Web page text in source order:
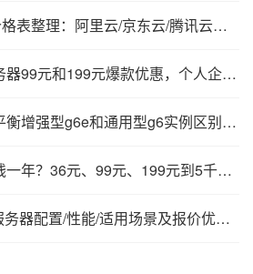
云服务器618优惠价格表整理：阿里云/京东云/腾讯云费用明细表
不买亏：阿里云服务器99元和199元爆款优惠，个人企业新老均可！
阿里云服务器通用平衡增强型g6e和通用型g6实例区别对比选择
阿里云服务器多少钱一年？36元、99元、199元到5千元预算价格表
阿里云内存型r5云服务器配置/性能/适用场景及报价优惠信息